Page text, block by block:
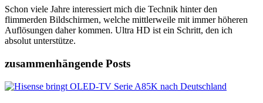
Schon viele Jahre interessiert mich die Technik hinter den
flimmerden Bildschirmen, welche mittlerweile mit immer höheren
Auflösungen daher kommen. Ultra HD ist ein Schritt, den ich
absolut unterstütze.
zusammenhängende Posts